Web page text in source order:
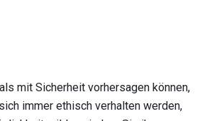
mit Sicherheit vorhersagen können,
immer ethisch verhalten werden,